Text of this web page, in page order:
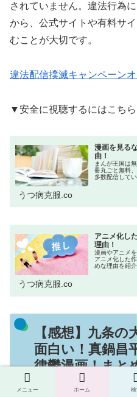
されていません。違法行為
から、公式サイトや有料サ
むことが大切です。
違法配信撲滅キャンペーン
▼安全に視聴するにはこち
漫画を見る
由！
まんが王国は
冊丸ごと無料
多数配信して
うつ病克服.co
アニメ化し
理由！
漫画やアニメ
アニメ化した
めな理由を紹
うつ病克服.co
【感想】九条の
面白い！真鍋昌
律鬱漫画！まと
メニュー ホーム